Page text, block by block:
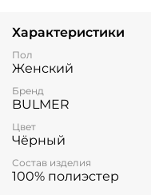
Характеристики
Пол
Женский
Бренд
BULMER
Цвет
Чёрный
Состав изделия
100% полиэстер